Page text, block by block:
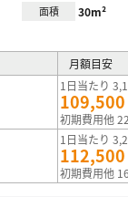
面積 30m²
月額目安
1日当たり
109,500
初期費用他
1日当たり
112,500
初期費用他